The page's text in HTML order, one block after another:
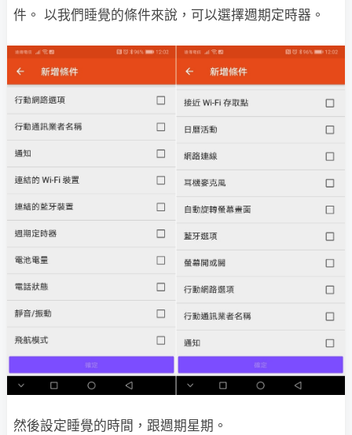
件。 以我們睡覺的條件來說，可以選擇週期定時器。
然後設定睡覺的時間，跟週期星期。